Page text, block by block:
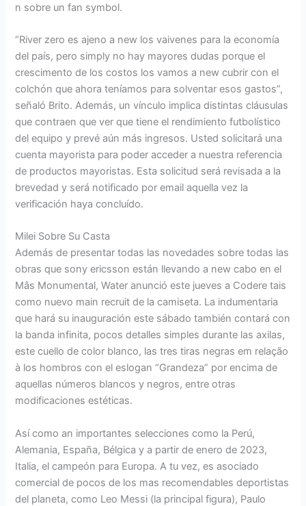
n sobre un fan symbol.
“River zero es ajeno a new los vaivenes para la economía
del país, pero simply no hay mayores dudas porque el
crescimento de los costos los vamos a new cubrir con el
colchón que ahora teníamos para solventar esos gastos”,
señaló Brito. Además, un vínculo implica distintas cláusulas
que contraen que ver que tiene el rendimiento futbolístico
del equipo y prevé aún más ingresos. Usted solicitará una
cuenta mayorista para poder acceder a nuestra referencia
de productos mayoristas. Esta solicitud será revisada a la
brevedad y será notificado por email aquella vez la
verificación haya concluído.
Milei Sobre Su Casta
Además de presentar todas las novedades sobre todas las
obras que sony ericsson están llevando a new cabo en el
Mâs Monumental, Water anunció este jueves a Codere tais
como nuevo main recruit de la camiseta. La indumentaria
que hará su inauguración este sábado también contará con
la banda infinita, pocos detalles simples durante las axilas,
este cuello de color blanco, las tres tiras negras em relação
à los hombros con el eslogan “Grandeza” por encima de
aquellas números blancos y negros, entre otras
modificaciones estéticas.
Así como an importantes selecciones como la Perú,
Alemania, España, Bélgica y a partir de enero de 2023,
Italia, el campeón para Europa. A tu vez, es asociado
comercial de pocos de los mas recomendables deportistas
del planeta, como Leo Messi (la principal figura), Paulo